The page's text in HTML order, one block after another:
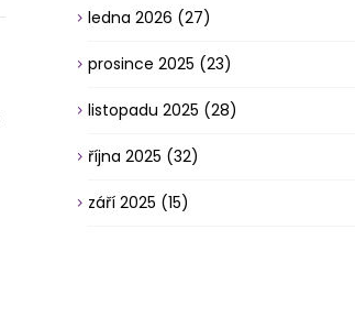
ledna 2026 (27)
prosince 2025 (23)
listopadu 2025 (28)
října 2025 (32)
září 2025 (15)